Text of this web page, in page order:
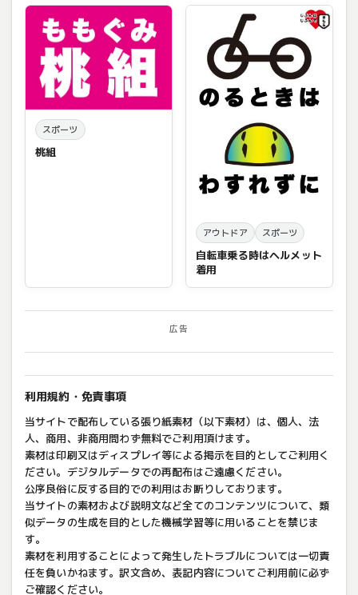
スポーツ
桃組
アウトドア スポーツ
自転車乗る時はヘルメット
着用
広告
利用規約・免責事項
当サイトで配布している張り紙素材（以下素材）は、個人、法
人、商用、非商用問わず無料でご利用頂けます。
素材は印刷又はディスプレイ等による掲示を目的としてご利用く
ださい。デジタルデータでの再配布はご遠慮ください。
公序良俗に反する目的での利用はお断りしております。
当サイトの素材および説明文など全てのコンテンツについて、類
似データの生成を目的とした機械学習等に用いることを禁じま
す。
素材を利用することによって発生したトラブルについては一切責
任を負いかねます。訳文含め、表記内容についてご利用前に必ず
ご確認ください。